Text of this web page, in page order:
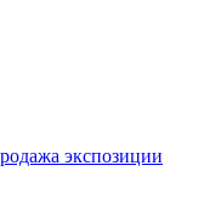
экспозиции